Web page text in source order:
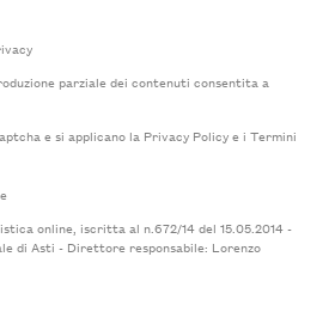
parziale dei contenuti consentita a
e si applicano la Privacy Policye i Termini
online, iscritta al n.672/14 del 15.05.2014 -
di Asti - Direttore responsabile: Lorenzo